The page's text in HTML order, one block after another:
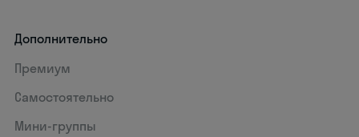
Дополнительно
Премиум
Самостоятельно
Мини-группы